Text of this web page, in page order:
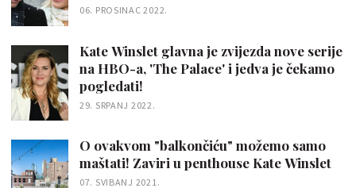
06. PROSINAC 2022.
Kate Winslet glavna je zvijezda nove serije
na HBO-a, 'The Palace' i jedva je čekamo
pogledati!
29. SRPANJ 2022.
O ovakvom "balkončiću" možemo samo
maštati! Zaviri u penthouse Kate Winslet
07. SVIBANJ 2021.